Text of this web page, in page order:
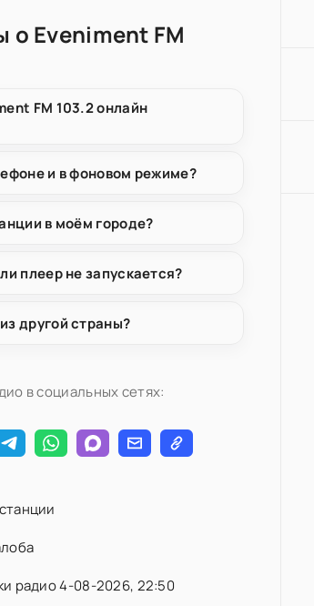
о Eveniment FM
FM 103.2 онлайн
и в фоновом режиме?
в моём городе?
плеер не запускается?
другой страны?
в социальных сетях:
радио 4-08-2026, 22:50